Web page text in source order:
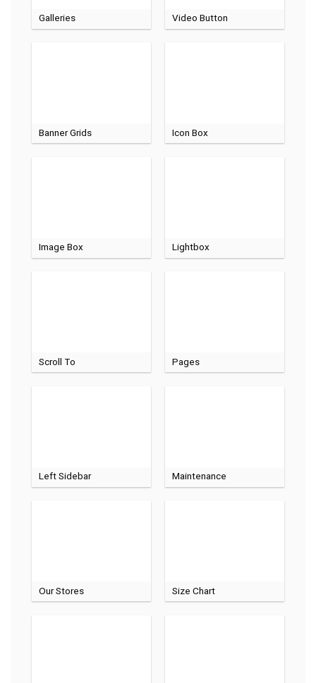
Galleries Video Button
Banner Grids Icon Box
Image Box Lightbox
Scroll To Pages
Left Sidebar Maintenance
Our Stores Size Chart